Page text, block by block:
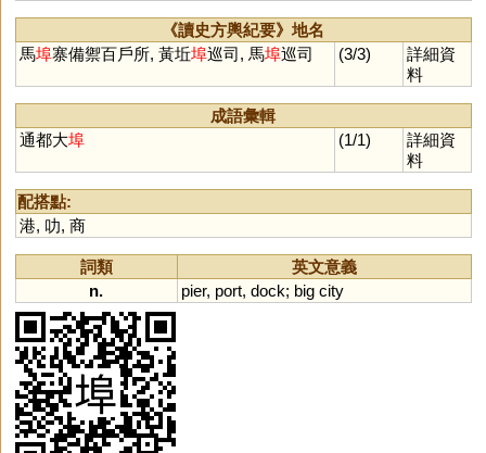
《讀史方輿紀要》地名
馬埠寨備禦百戶所, 黃坵埠巡司, 馬埠巡司 (3/3)
詳細資
料
成語彙輯
通都大埠 (1/1)
詳細資
料
配搭點:
港, 叻, 商
詞類
英文意義
n.
pier, port, dock; big city